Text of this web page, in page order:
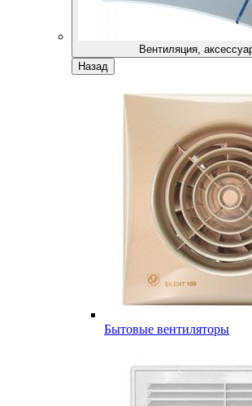
Вентиляция,
Назад
Бытовые вентиляторы